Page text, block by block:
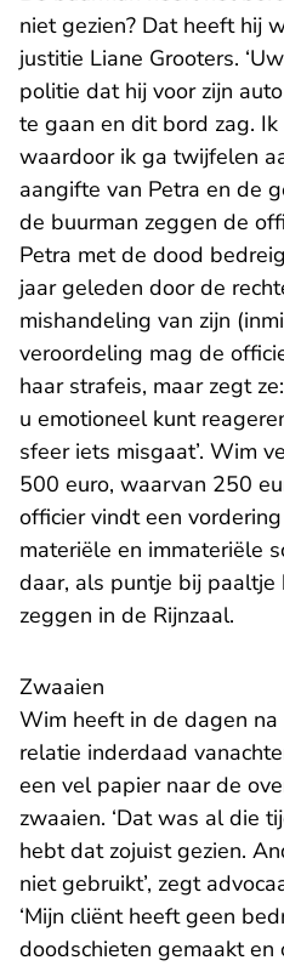
niet gezien? Dat heeft hij
justitie Liane Grooters.
politie dat hij voor zijn
te gaan en dit bord zag.
waardoor ik ga twijfelen
aangifte van Petra en de
de buurman zeggen de
Petra met de dood
jaar geleden door de
mishandeling van zijn
veroordeling mag de
haar strafeis, maar zegt
u emotioneel kunt
sfeer iets misgaat’. Wim
500 euro, waarvan 250
officier vindt een
materiële en immateriële
daar, als puntje bij paaltje
zeggen in de Rijnzaal.
Zwaaien
Wim heeft in de dagen
relatie inderdaad
een vel papier naar de
zwaaien. ‘Dat was al die
hebt dat zojuist gezien.
niet gebruikt’, zegt
‘Mijn cliënt heeft geen
doodschieten gemaakt en